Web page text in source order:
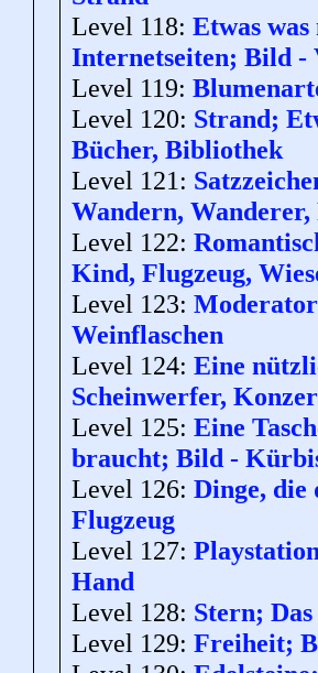
Level 118: Etwas
Internetseiten; Bild -
Level 119:
Level 120: Strand;
Bücher, Bibliothek
Level 121:
Wandern, Wanderer,
Level 122:
Kind, Flugzeug,
Level 123:
Weinflaschen
Level 124: Eine
Scheinwerfer,
Level 125: Eine
braucht; Bild -
Level 126: Dinge, die
Flugzeug
Level 127:
Hand
Level 128: Stern;
Level 129: Freiheit;